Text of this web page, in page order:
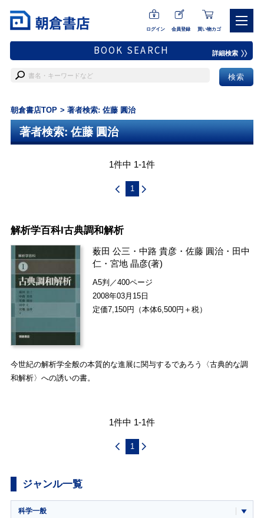
ログイン 会員登録 買い物カゴ
BOOK SEARCH 詳細検索
朝倉書店TOP 著者検索: 佐藤 圓治
著者検索: 佐藤 圓治
1件中 1-1件
1
解析学百科I古典調和解析
薮田 公三 ・中路 貴彦 ・佐藤 圓治 ・ 田中
仁 ・宮地 晶彦(著)
A5判／400ページ
2008年03月15日
定価7,150円（本体6,500円＋税）
今世紀の解析学全般の本質的な進展に関与するであろう〈古典的な調
和解析〉への誘いの書。
1件中 1-1件
1
ジャンル一覧
科学一般